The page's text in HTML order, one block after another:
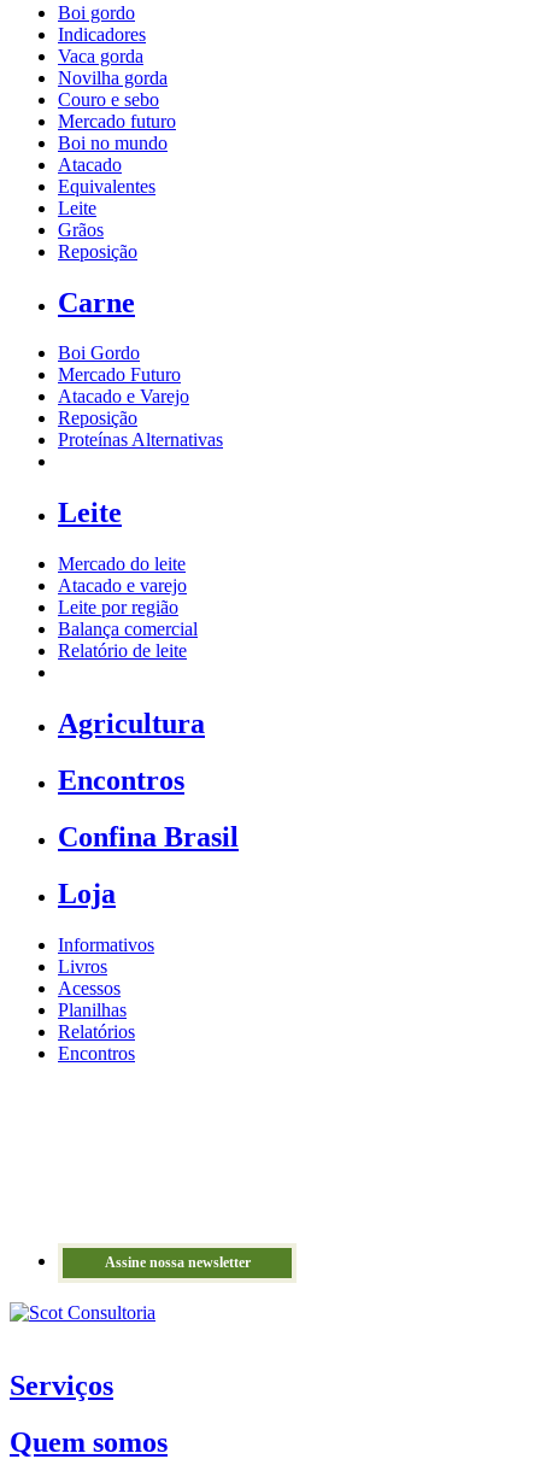
Boi gordo
Indicadores
Vaca gorda
Novilha gorda
Couro e sebo
Mercado futuro
Boi no mundo
Atacado
Equivalentes
Leite
Grãos
Reposição
Carne
Boi Gordo
Mercado Futuro
Atacado e Varejo
Reposição
Proteínas Alternativas
Leite
Mercado do leite
Atacado e varejo
Leite por região
Balança comercial
Relatório de leite
Agricultura
Encontros
Confina Brasil
Loja
Informativos
Livros
Acessos
Planilhas
Relatórios
Encontros
Assine nossa newsletter
Serviços
Quem somos